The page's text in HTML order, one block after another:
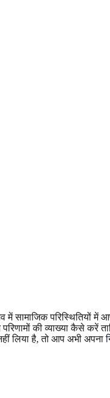
परिस्थितियों में
की व्याख्या कैसे
लिया है, तो आप अभी अपना